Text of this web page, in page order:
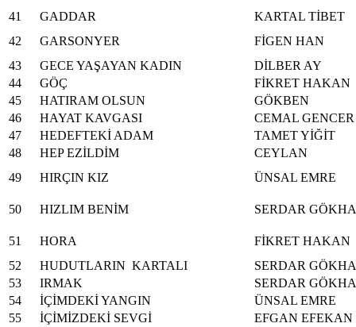
41
GADDAR
KARTAL TİBET
42
GARSONYER
FİGEN HAN
43
GECE YAŞAYAN KADIN
DİLBER AY
44
GÖÇ
FİKRET HAKAN
45
HATIRAM OLSUN
GÖKBEN
46
HAYAT KAVGASI
CEMAL GENCER
47
HEDEFTEKİ ADAM
TAMET YİĞİT
48
HEP EZİLDİM
CEYLAN
49
HIRÇIN KIZ ÜNSAL EMRE
50 HIZLIM BENİM SERDAR
51 HORA
FİKRET HAKAN
52
HUDUTLARIN KARTALI
SERDAR
53
IRMAK
SERDAR
54
İÇİMDEKİ YANGIN
ÜNSAL EMRE
55
İÇİMİZDEKİ SEVGİ
EFGAN EFEKAN